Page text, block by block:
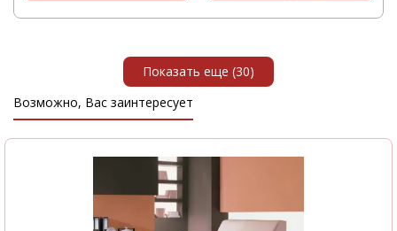
Показать еще (30)
Возможно, Вас заинтересует